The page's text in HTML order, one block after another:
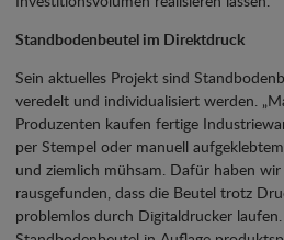
Standbodenbeutel im Direktdruck
Sein aktuelles Projekt sind
veredelt und individualisiert werden.
Produzenten kaufen fertige
per Stempel oder manuell
und ziemlich mühsam. Dafür haben
rausgefunden, dass die Beutel trotz
problemlos durch Digitaldrucker laufen.